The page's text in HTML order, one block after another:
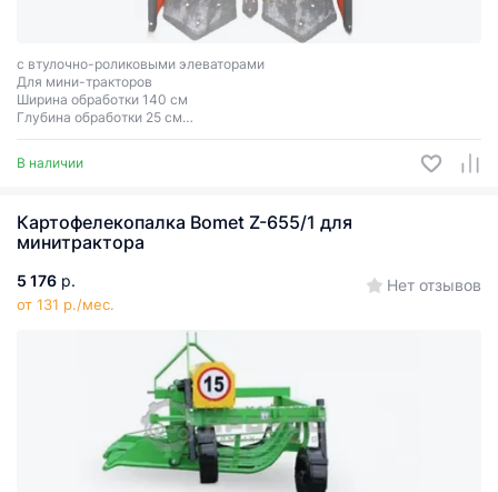
с втулочно-роликовыми элеваторами
Для мини-тракторов
Ширина обработки 140 см
Глубина обработки 25 см
Вес 730 кг
В наличии
Картофелекопалка Bomet Z-655/1 для
минитрактора
5 176 р.
от 131 р./мес.
Нет отзывов